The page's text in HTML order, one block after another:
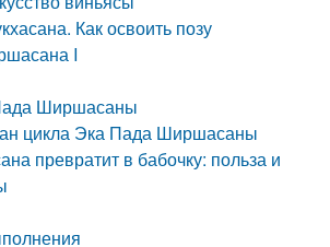
Как освоить позу
I
Ширшасаны
цикла Эка Пада Ширшасаны
превратит в бабочку: польза и